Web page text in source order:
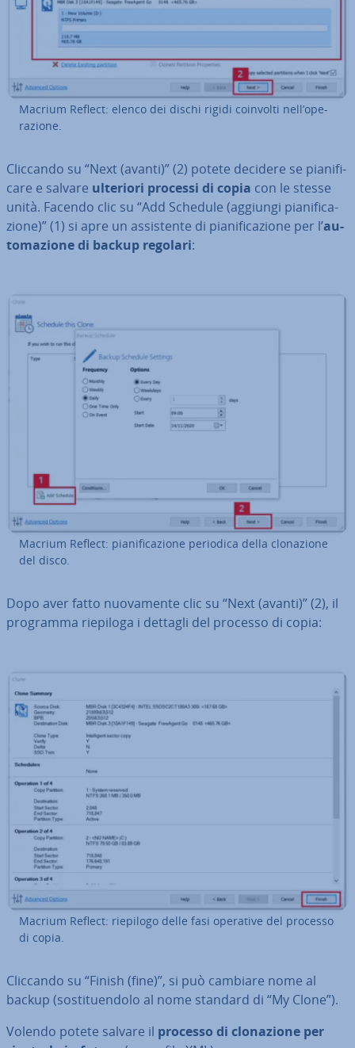
Macrium Reflect: elenco dei dischi rigidi coinvolti nell’ope­
ra­zio­ne.
Cliccando su “Next (avanti)” (2) potete decidere se pia­ni­fi­
ca­re e salvare ulteriori processi di copia con le stesse
unità. Facendo clic su “Add Schedule (aggiungi pia­ni­fi­ca­
zio­ne)” (1) si apre un as­si­sten­te di pia­ni­fi­ca­zio­ne per l’au­
to­ma­zio­ne di backup regolari:
Macrium Reflect: pia­ni­fi­ca­zio­ne periodica della clo­na­zio­ne
del disco.
Dopo aver fatto nuo­va­men­te clic su “Next (avanti)” (2), il
programma riepiloga i dettagli del processo di copia:
Macrium Reflect: riepilogo delle fasi operative del processo
di copia.
Cliccando su “Finish (fine)”, si può cambiare nome al
backup (so­sti­tuen­do­lo al nome standard di “My Clone”).
Volendo potete salvare il processo di clo­na­zio­ne per